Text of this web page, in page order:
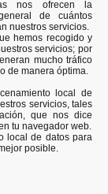
nos ofrecen la
de cuántos
nuestros servicios.
hemos recogido y
servicios; por
mucho tráfico
de manera óptima.
local de
servicios, tales
que nos dice
tu navegador web.
local de datos para
posible.